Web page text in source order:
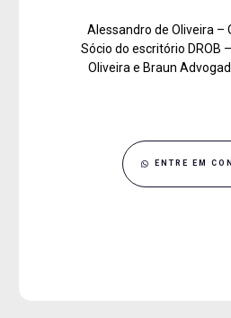
Alessandro de Oliveira –
Sócio do escritório DROB
Oliveira e Braun
ENTRE EM